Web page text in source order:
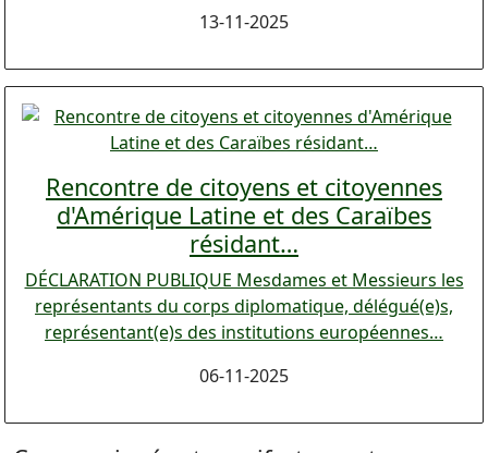
13-11-2025
Rencontre de citoyens et citoyennes
d'Amérique Latine et des Caraïbes
résidant…
DÉCLARATION PUBLIQUE Mesdames et Messieurs les
représentants du corps diplomatique, délégué(e)s,
représentant(e)s des institutions européennes…
06-11-2025